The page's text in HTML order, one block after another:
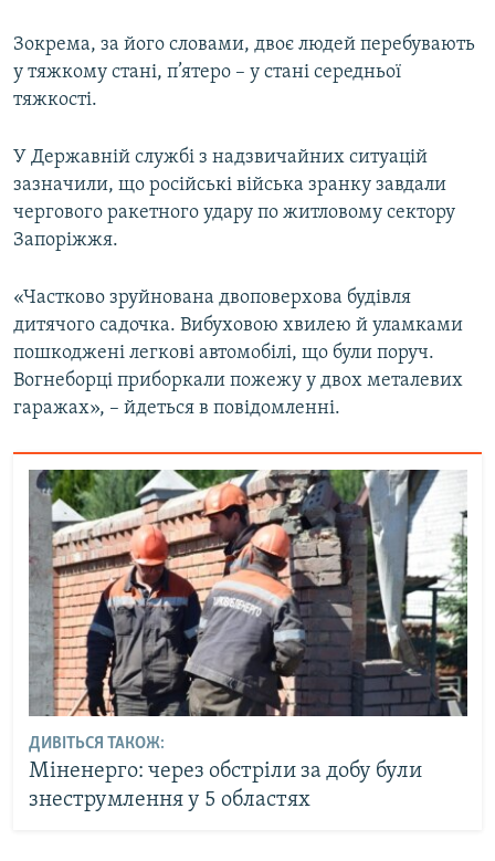
Усі сайти RFE/RL
Зокрема, за його словами, двоє людей перебувають
у тяжкому стані, п’ятеро – у стані середньої
тяжкості.
У Державній службі з надзвичайних ситуацій
зазначили, що російські війська зранку завдали
чергового ракетного удару по житловому сектору
Запоріжжя.
«Частково зруйнована двоповерхова будівля
дитячого садочка. Вибуховою хвилею й уламками
пошкоджені легкові автомобілі, що були поруч.
Вогнеборці приборкали пожежу у двох металевих
гаражах», – йдеться в повідомленні.
ДИВІТЬСЯ ТАКОЖ:
Міненерго: через обстріли за добу були
знеструмлення у 5 областях